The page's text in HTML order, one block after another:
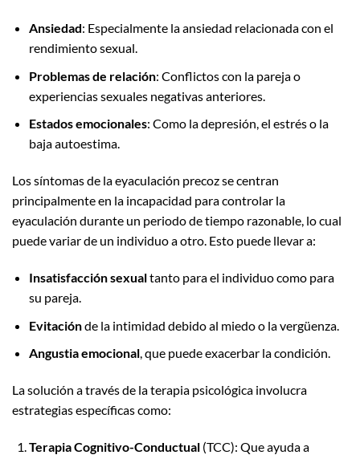
Ansiedad: Especialmente la ansiedad relacionada con el
rendimiento sexual.
Problemas de relación: Conflictos con la pareja o
experiencias sexuales negativas anteriores.
Estados emocionales: Como la depresión, el estrés o la
baja autoestima.
Los síntomas de la eyaculación precoz se centran
principalmente en la incapacidad para controlar la
eyaculación durante un periodo de tiempo razonable, lo cual
puede variar de un individuo a otro. Esto puede llevar a:
Insatisfacción sexualtanto para el individuo como para
su pareja.
Evitaciónde la intimidad debido al miedo o la vergüenza.
Angustia emocional, que puede exacerbar la condición.
La solución a través de la terapia psicológica involucra
estrategias específicas como:
Terapia Cognitivo-Conductual(TCC): Que ayuda a